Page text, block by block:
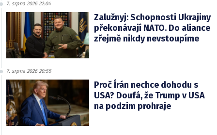
7. srpna 2026 22:04
Zalužnyj: Schopnosti Ukrajiny
překonávají NATO. Do aliance
zřejmě nikdy nevstoupíme
7. srpna 2026 20:55
Proč Írán nechce dohodu s
USA? Doufá, že Trump v USA
na podzim prohraje